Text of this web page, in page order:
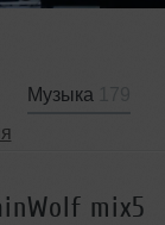
Музыка
mix5